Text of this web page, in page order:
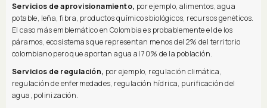
Servicios de aprovisionamiento, por ejemplo, alimentos, agua
potable, leña, fibra, productos químicos biológicos, recursos genéticos.
El caso más emblemático en Colombia es probablemente el de los
páramos, ecosistemas que representan menos del 2% del territorio
colombiano pero que aportan agua al 70% de la población.
Servicios de regulación, por ejemplo, regulación climática,
regulación de enfermedades, regulación hídrica, purificación del
agua, polinización.